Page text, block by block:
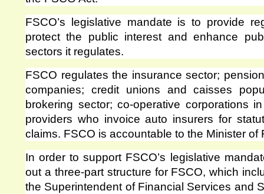
FSCO’s legislative mandate is to provide
protect the public interest and enhance
sectors it regulates.
FSCO regulates the insurance sector;
companies; credit unions and caisses
brokering sector; co-operative corporations
providers who invoice auto insurers for
claims. FSCO is accountable to the Minister
In order to support FSCO’s legislative
out a three-part structure for FSCO, which
the Superintendent of Financial Services and